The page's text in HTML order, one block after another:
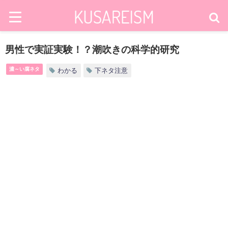
男性で実証実験！？潮吹きの科学的研究
濃～い腐ネタ わかる 下ネタ注意